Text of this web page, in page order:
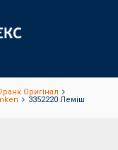
Оригінал
3352220 Леміш